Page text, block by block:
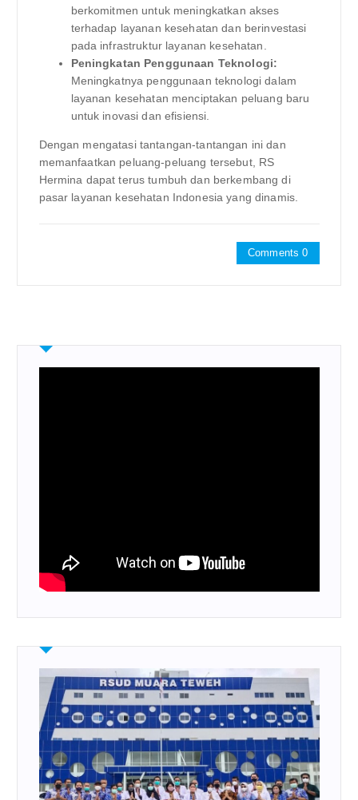
berkomitmen untuk meningkatkan akses
terhadap layanan kesehatan dan berinvestasi
pada infrastruktur layanan kesehatan.
Peningkatan Penggunaan Teknologi:
Meningkatnya penggunaan teknologi dalam
layanan kesehatan menciptakan peluang baru
untuk inovasi dan efisiensi.
Dengan mengatasi tantangan-tantangan ini dan
memanfaatkan peluang-peluang tersebut, RS
Hermina dapat terus tumbuh dan berkembang di
pasar layanan kesehatan Indonesia yang dinamis.
Comments 0